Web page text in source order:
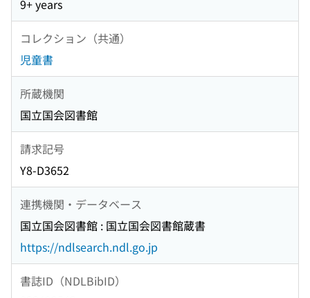
9+ years
コレクション（共通）
児童書
所蔵機関
国立国会図書館
請求記号
Y8-D3652
連携機関・データベース
国立国会図書館 : 国立国会図書館蔵書
https://ndlsearch.ndl.go.jp
書誌ID（NDLBibID）